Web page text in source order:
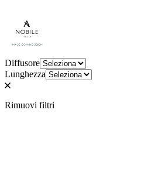
Diffusore
Lunghezza
Rimuovi filtri